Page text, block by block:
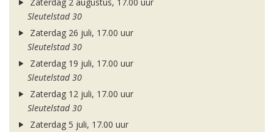
Zaterdag 2 augustus, 17.00 uur
Sleutelstad 30
Zaterdag 26 juli, 17.00 uur
Sleutelstad 30
Zaterdag 19 juli, 17.00 uur
Sleutelstad 30
Zaterdag 12 juli, 17.00 uur
Sleutelstad 30
Zaterdag 5 juli, 17.00 uur